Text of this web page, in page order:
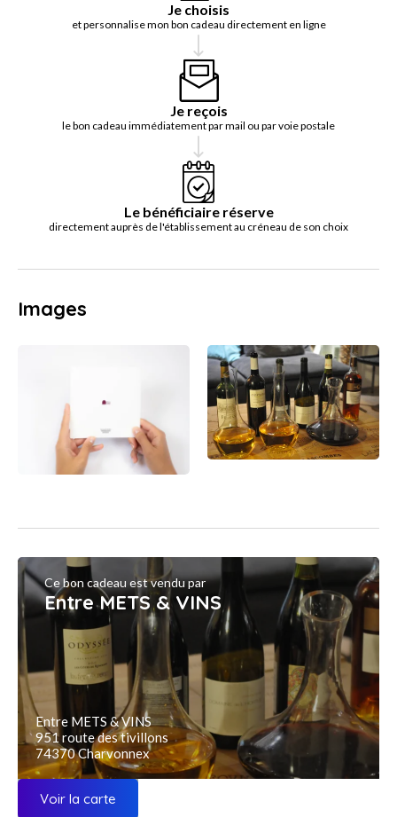
Je choisis
et personnalise mon bon cadeau directement en ligne
Je reçois
le bon cadeau immédiatement par mail ou par voie postale
Le bénéficiaire réserve
directement auprès de l'établissement au créneau de son choix
Images
Ce bon cadeau est vendu par
Entre METS & VINS
Entre METS & VINS
951 route des tivillons
74370 Charvonnex
Voir la carte